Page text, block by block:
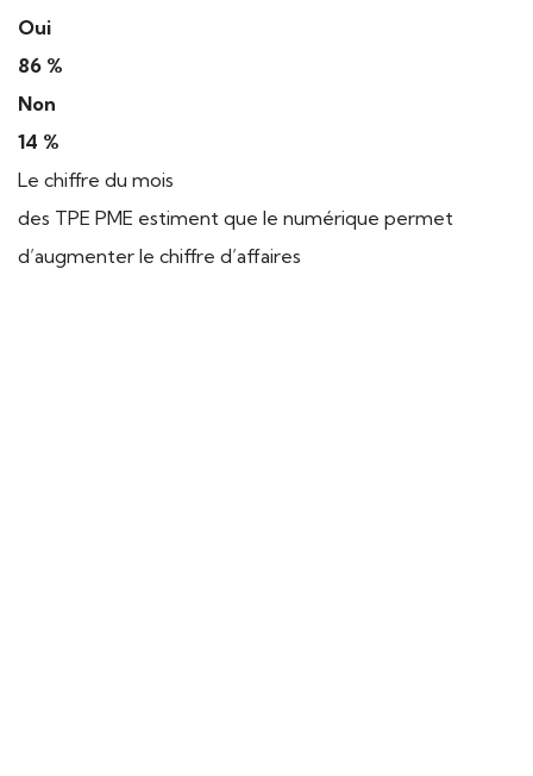
Oui
86 %
Non
14 %
Le chiffre du mois
des TPE PME estiment que le numérique permet
d’augmenter le chiffre d’affaires